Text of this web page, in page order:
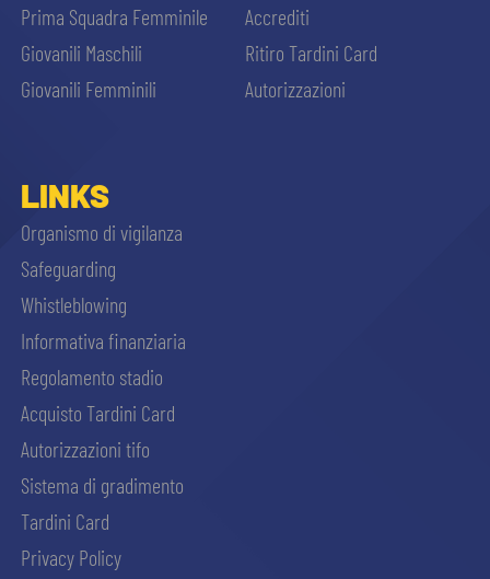
Prima Squadra Femminile
Giovanili Maschili
Giovanili Femminili
Accrediti
Ritiro Tardini Card
Autorizzazioni
LINKS
Organismo di vigilanza
Safeguarding
Whistleblowing
Informativa finanziaria
Regolamento stadio
Acquisto Tardini Card
Autorizzazioni tifo
Sistema di gradimento
Tardini Card
Privacy Policy